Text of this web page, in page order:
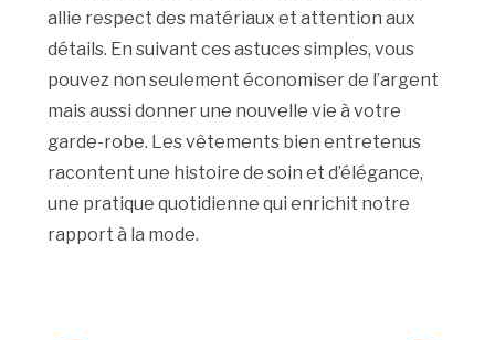
allie respect des matériaux et attention aux
détails. En suivant ces astuces simples, vous
pouvez non seulement économiser de l’argent
mais aussi donner une nouvelle vie à votre
garde-robe. Les vêtements bien entretenus
racontent une histoire de soin et d’élégance,
une pratique quotidienne qui enrichit notre
rapport à la mode.